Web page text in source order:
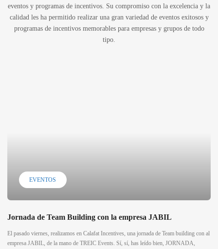
eventos y programas de incentivos. Su compromiso con la excelencia y la
calidad les ha permitido realizar una gran variedad de eventos exitosos y
programas de incentivos memorables para empresas y grupos de todo
tipo.
EVENTOS
Jornada de Team Building con la empresa JABIL
El pasado viernes, realizamos en Calafat Incentives, una jornada de Team building con al
empresa JABIL, de la mano de TREIC Events. Sí, sí, has leído bien, JORNADA,